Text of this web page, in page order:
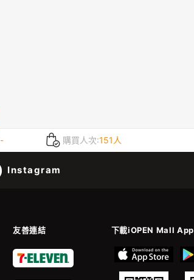
- 購買人次:151人
Instagram
友善連結 下載iOPEN Mall App